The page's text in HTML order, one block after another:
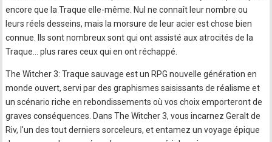
encore que la Traque elle-même. Nul ne connaît leur nombre ou
leurs réels desseins, mais la morsure de leur acier est chose bien
connue. Ils sont nombreux sont qui ont assisté aux atrocités de la
Traque... plus rares ceux qui en ont réchappé.
The Witcher 3: Traque sauvage est un RPG nouvelle génération en
monde ouvert, servi par des graphismes saisissants de réalisme et
un scénario riche en rebondissements où vos choix emporteront de
graves conséquences. Dans The Witcher 3, vous incarnez Geralt de
Riv, l'un des tout derniers sorceleurs, et entamez un voyage épique